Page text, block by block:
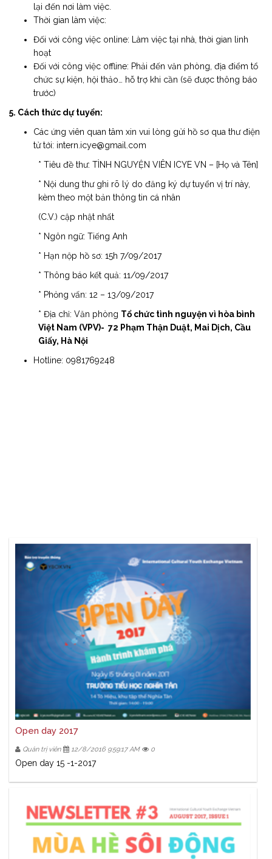
lại đến nơi làm việc.
Thời gian làm việc:
Đối với công việc online: Làm việc tại nhà, thời gian linh
hoạt
Đối với công việc offline: Phải đến văn phòng, địa điểm tổ
chức sự kiện, hội thảo… hỗ trợ khi cần (sẽ được thông báo
trước)
5. Cách thức dự tuyển:
Các ứng viên quan tâm xin vui lòng gửi hồ sơ qua thư điện
tử tới: intern.icye@gmail.com
* Tiêu đề thư: TÌNH NGUYỆN VIÊN ICYE VN – [Họ và Tên]
* Nội dung thư ghi rõ lý do đăng ký dự tuyển vị trí này,
kèm theo một bản thông tin cá nhân
(C.V.) cập nhật nhất
* Ngôn ngữ: Tiếng Anh
* Hạn nộp hồ sơ: 15h 7/09/2017
* Thông báo kết quả: 11/09/2017
* Phỏng vấn: 12 – 13/09/2017
* Địa chỉ: Văn phòng Tổ chức tình nguyện vì hòa bình
Việt Nam (VPV)- 72 Phạm Thận Duật, Mai Dịch, Cầu
Giấy, Hà Nội
Hotline: 0981769248
Open day 2017
Quản trị viên 12/8/2016 9:59:17 AM 0
Open day 15 -1-2017